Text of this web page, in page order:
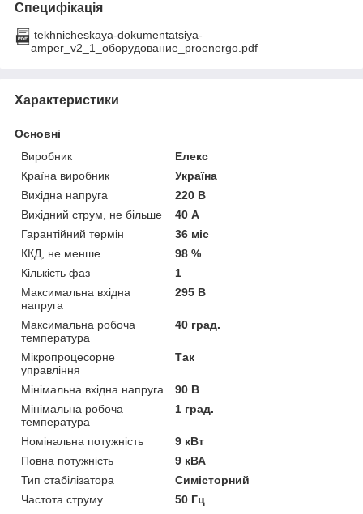
Специфікація
tekhnicheskaya-dokumentatsiya-
amper_v2_1_оборудование_proenergo.pdf
Характеристики
Основні
Виробник
Елекс
Країна виробник
Україна
Вихідна напруга
220 В
Вихідний струм, не більше
40 А
Гарантійний термін
36 міс
ККД, не менше
98 %
Кількість фаз
1
Максимальна вхідна
напруга
295 В
Максимальна робоча
температура
40 град.
Мікропроцесорне
управління
Так
Мінімальна вхідна напруга
90 В
Мінімальна робоча
температура
1 град.
Номінальна потужність
9 кВт
Повна потужність
9 кВА
Тип стабілізатора
Симісторний
Частота струму
50 Гц